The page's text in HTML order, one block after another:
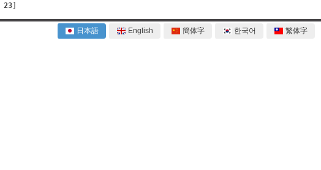
23
日本語 English 簡体字 한국어 繁体字